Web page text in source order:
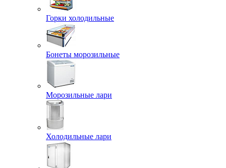
Горки холодильные
Бонеты морозильные
Морозильные лари
Холодильные лари